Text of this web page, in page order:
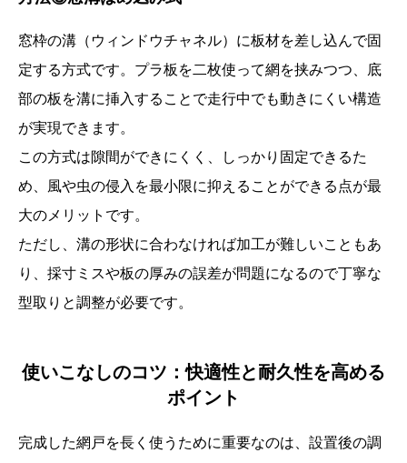
窓枠の溝（ウィンドウチャネル）に板材を差し込んで固
定する方式です。プラ板を二枚使って網を挟みつつ、底
部の板を溝に挿入することで走行中でも動きにくい構造
が実現できます。
この方式は隙間ができにくく、しっかり固定できるた
め、風や虫の侵入を最小限に抑えることができる点が最
大のメリットです。
ただし、溝の形状に合わなければ加工が難しいこともあ
り、採寸ミスや板の厚みの誤差が問題になるので丁寧な
型取りと調整が必要です。
使いこなしのコツ：快適性と耐久性を高める
ポイント
完成した網戸を長く使うために重要なのは、設置後の調